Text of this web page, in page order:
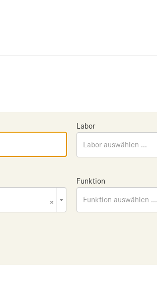
Labor
Labor auswählen ...
×
Funktion
Funktion auswählen ...